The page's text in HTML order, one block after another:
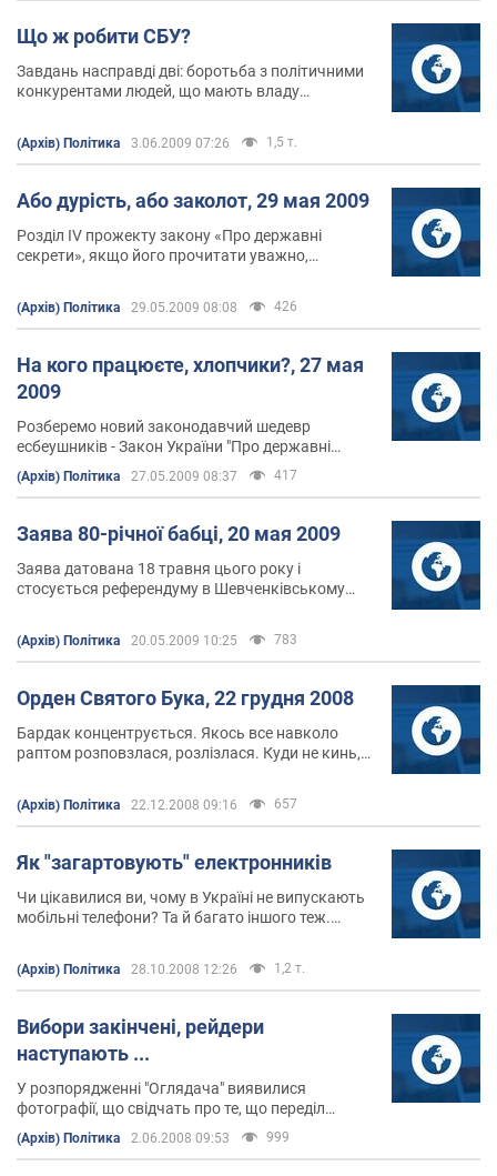
Що ж робити СБУ?
Завдань насправді дві: боротьба з політичними
конкурентами людей, що мають владу
працюють на добробут людей при владі.
(Архів) Політика 3.06.2009 07:26 1,5 т.
Або дурість, або заколот, 29 мая 2009
Розділ IV прожекту закону «Про державні
секрети», якщо його прочитати уважно,
(Архів) Політика 29.05.2009 08:08 426
На кого працюєте, хлопчики?, 27 мая
2009
Розберемо новий законодавчий шедевр
есбеушників - Закон України "Про державні
секрети". Скільки цікавого і веселого там знайде
юрист, можу собі уявити… , 27 мая 2009
(Архів) Політика 27.05.2009 08:37 417
Заява 80-річної бабці, 20 мая 2009
Заява датована 18 травня цього року і
стосується референдуму в Шевченківському
ній досить багато цікавого., 20 мая 2009
(Архів) Політика 20.05.2009 10:25 783
Орден Святого Бука, 22 грудня 2008
Бардак концентрується. Якось все навколо
раптом розповзлася, розлізлася. Куди не кинь,
розвалилися, або засипало ... Залишилося
кропать замітки ... на полях кризи.
(Архів) Політика 22.12.2008 09:16 657
Як "загартовують" електронників
Чи цікавилися ви, чому в Україні не випускають
мобільні телефони? Та й багато іншого теж.
не пробитися через "частокіл" інструкцій і
заборон.
(Архів) Політика 28.10.2008 12:26 1,2 т.
Вибори закінчені, рейдери
наступають ...
У розпорядженні "Оглядача" виявилися
фотографії, що свідчать про те, що переділ
власності вступає в нову фазу.
(Архів) Політика 2.06.2008 09:53 999